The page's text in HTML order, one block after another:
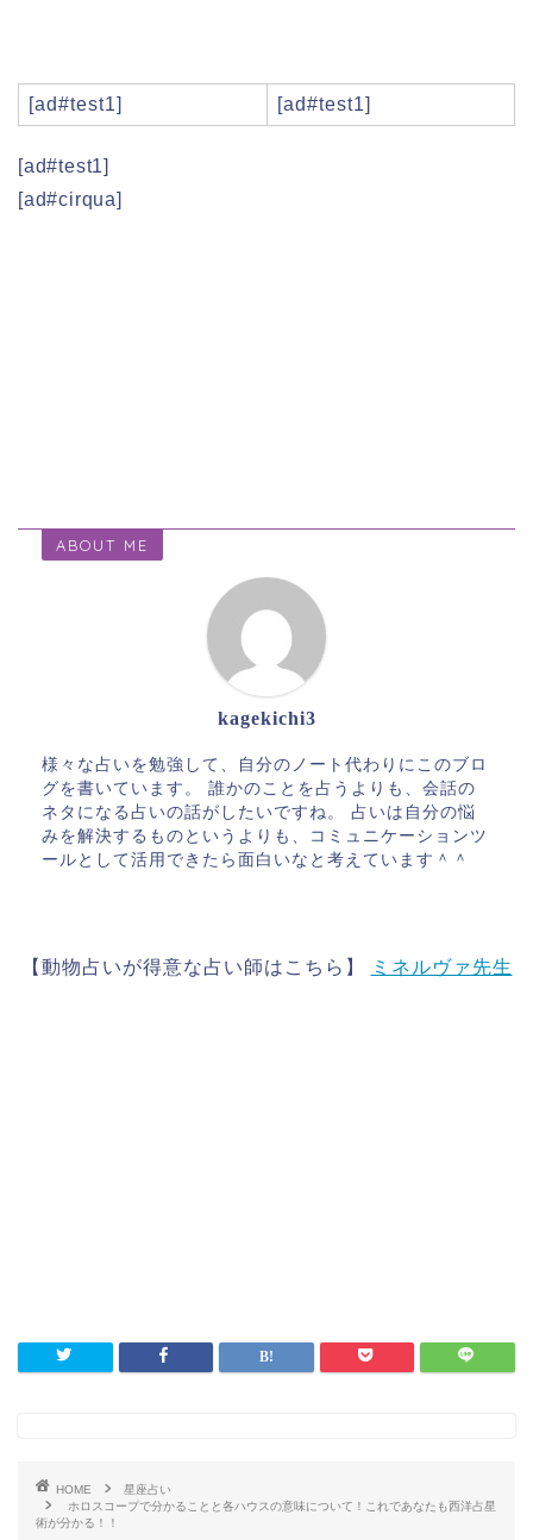
[ad#test1] [ad#test1]
[ad#test1]
[ad#cirqua]
ABOUT ME
kagekichi3
様々な占いを勉強して、自分のノート代わりにこのブロ
グを書いています。 誰かのことを占うよりも、会話の
ネタになる占いの話がしたいですね。 占いは自分の悩
みを解決するものというよりも、コミュニケーションツ
ールとして活用できたら面白いなと考えています＾＾
【動物占いが得意な占い師はこちら】 ミネルヴァ先生
HOME
星座占い
ホロスコープで分かることと各ハウスの意味について！これであなたも西洋占星
術が分かる！！